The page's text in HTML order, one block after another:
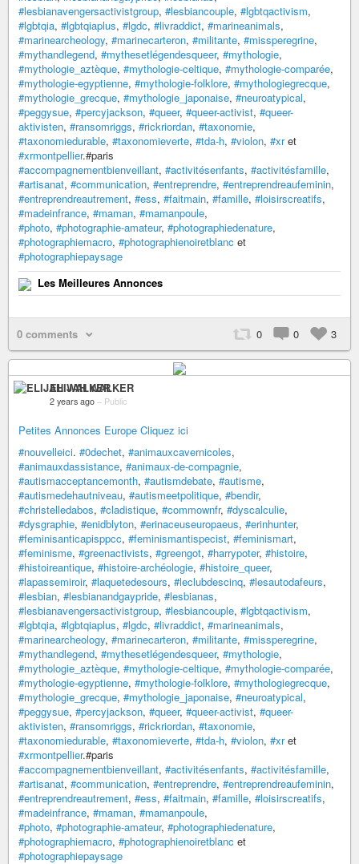
#lesbianavengersactivistgroup, #lesbiancouple, #lgbtqactivism,
#lgbtqia, #lgbtqiaplus, #lgdc, #livraddict, #marineanimals,
#marinearcheology, #marinecarteron, #militante, #missperegrine,
#mythandlegend, #mythesetlégendesqueer, #mythologie,
#mythologie_aztèque, #mythologie-celtique, #mythologie-comparée,
#mythologie-egyptienne, #mythologie-folklore, #mythologiegrecque,
#mythologie_grecque, #mythologie_japonaise, #neuroatypical,
#peggysue, #percyjackson, #queer, #queer-activist, #queer-
aktivisten, #ransomriggs, #rickriordan, #taxonomie,
#taxonomiedurable, #taxonomieverte, #tda-h, #violon, #xret
#xrmontpellier.#paris
#accompagnementbienveillant, #activitésenfants, #activitésfamille,
#artisanat, #communication, #entreprendre, #entreprendreaufeminin,
#entreprendreautrement, #ess, #faitmain, #famille, #loisirscreatifs,
#madeinfrance, #maman, #mamanpoule,
#photo, #photographie-amateur, #photographiedenature,
#photographiemacro, #photographienoiretblanc et
#photographiepaysage
Les Meilleures Annonces
0 comments 0 0 3
ELIJAH WALKER
2 years ago – Public
Petites Annonces Europe Cliquez ici
#nouvelleici. #0dechet, #animauxcavernicoles,
#animauxdassistance, #animaux-de-compagnie,
#autismacceptancemonth, #autismdebate, #autisme,
#autismedehautniveau, #autismeetpolitique, #bendir,
#christelledabos, #cladistique, #commownfr, #dyscalculie,
#dysgraphie, #enidblyton, #erinaceuseuropaeus, #erinhunter,
#feminisanticapisppcc, #feminismantispecist, #feminismart,
#feminisme, #greenactivists, #greengot, #harrypoter, #histoire,
#histoireantique, #histoire-archéologie, #histoire_queer,
#lapassemiroir, #laquetedesours, #leclubdescinq, #lesautodafeurs,
#lesbian, #lesbianandgaypride, #lesbianas,
#lesbianavengersactivistgroup, #lesbiancouple, #lgbtqactivism,
#lgbtqia, #lgbtqiaplus, #lgdc, #livraddict, #marineanimals,
#marinearcheology, #marinecarteron, #militante, #missperegrine,
#mythandlegend, #mythesetlégendesqueer, #mythologie,
#mythologie_aztèque, #mythologie-celtique, #mythologie-comparée,
#mythologie-egyptienne, #mythologie-folklore, #mythologiegrecque,
#mythologie_grecque, #mythologie_japonaise, #neuroatypical,
#peggysue, #percyjackson, #queer, #queer-activist, #queer-
aktivisten, #ransomriggs, #rickriordan, #taxonomie,
#taxonomiedurable, #taxonomieverte, #tda-h, #violon, #xret
#xrmontpellier.#paris
#accompagnementbienveillant, #activitésenfants, #activitésfamille,
#artisanat, #communication, #entreprendre, #entreprendreaufeminin,
#entreprendreautrement, #ess, #faitmain, #famille, #loisirscreatifs,
#madeinfrance, #maman, #mamanpoule,
#photo, #photographie-amateur, #photographiedenature,
#photographiemacro, #photographienoiretblanc et
#photographiepaysage